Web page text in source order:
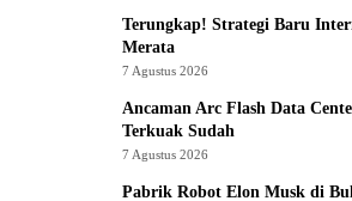
Terungkap! Strategi Baru
Merata
7 Agustus 2026
Ancaman Arc Flash Data
Terkuak Sudah
7 Agustus 2026
Pabrik Robot Elon Musk di